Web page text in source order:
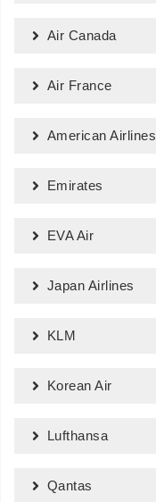
Air Canada
Air France
American Airlines
Emirates
EVA Air
Japan Airlines
KLM
Korean Air
Lufthansa
Qantas